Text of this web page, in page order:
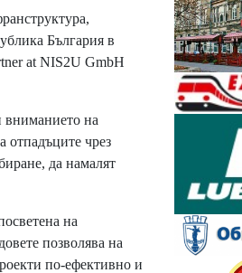
България в
at NIS2U GmbH
вниманието на
отпадъците чрез
да намалят
на
позволява на
по-ефективно и